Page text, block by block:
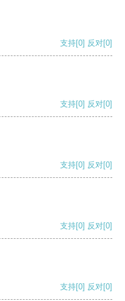
支持[0] 反对[0]
支持[0] 反对[0]
支持[0] 反对[0]
支持[0] 反对[0]
支持[0] 反对[0]